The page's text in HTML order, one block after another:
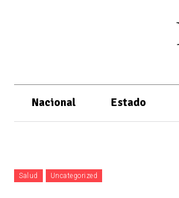
Nacional Estado
Salud Uncategorized